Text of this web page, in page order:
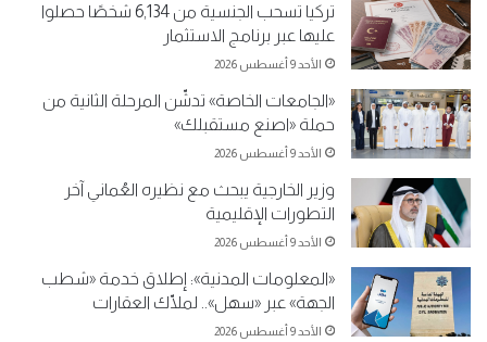
تركيا تسحب الجنسية من 6,134 شخصًا حصلوا
عليها عبر برنامج الاستثمار
الأحد 9 أغسطس 2026
«الجامعات الخاصة» تدشّن المرحلة الثانية من
حملة «اصنع مستقبلك»
الأحد 9 أغسطس 2026
وزير الخارجية يبحث مع نظيره العُماني آخر
التطورات الإقليمية
الأحد 9 أغسطس 2026
«المعلومات المدنية»: إطلاق خدمة «شطب
الجهة» عبر «سهل».. لملّاك العقارات
الأحد 9 أغسطس 2026